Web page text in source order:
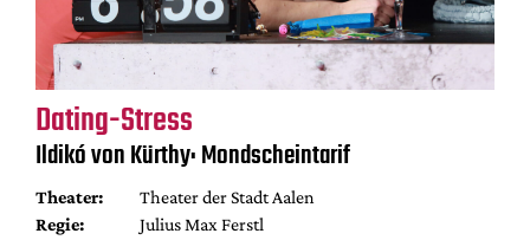
Dating-Stress
Ildikó von Kürthy: Mondscheintarif
Theater:
Theater der Stadt Aalen
Regie:
Julius Max Ferstl